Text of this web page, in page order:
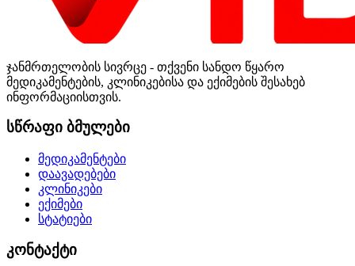
ჯანმრთელობის სივრცე - თქვენი სანდო წყარო
მედიკამენტების, კლინიკებისა და ექიმების შესახებ
ინფორმაციისთვის.
სწრაფი ბმულები
მედიკამენტები
დაავადებები
კლინიკები
ექიმები
სტატიები
კონტაქტი